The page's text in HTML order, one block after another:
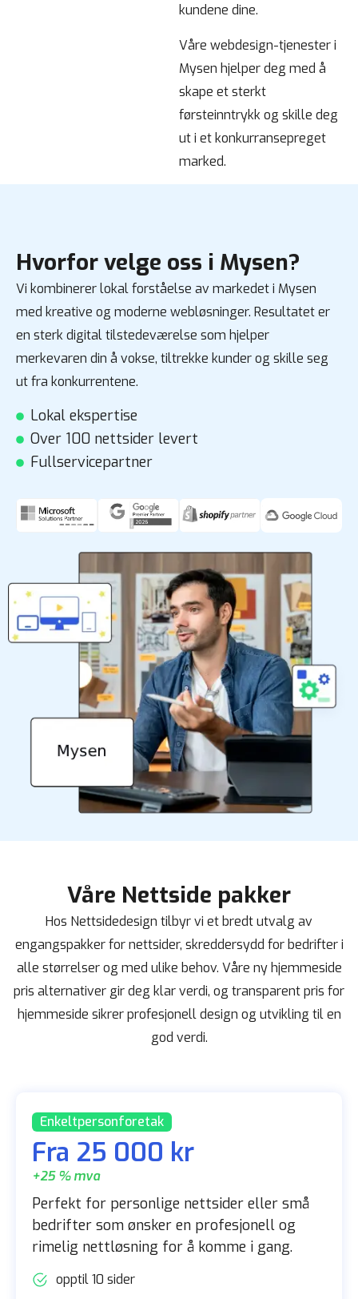
kundene dine.
Våre webdesign-tjenester i
Mysen hjelper deg med å
skape et sterkt
førsteinntrykk og skille deg
ut i et konkurransepreget
marked.
Hvorfor velge oss i Mysen?
Vi kombinerer lokal forståelse av markedet i Mysen
med kreative og moderne webløsninger. Resultatet er
en sterk digital tilstedeværelse som hjelper
merkevaren din å vokse, tiltrekke kunder og skille seg
ut fra konkurrentene.
Lokal ekspertise
Over 100 nettsider levert
Fullservicepartner
Våre Nettside pakker
Hos Nettsidedesign tilbyr vi et bredt utvalg av
engangspakker for nettsider, skreddersydd for bedrifter i
alle størrelser og med ulike behov. Våre ny hjemmeside
pris alternativer gir deg klar verdi, og transparent pris for
hjemmeside sikrer profesjonell design og utvikling til en
god verdi.
Enkeltpersonforetak
Fra 25 000 kr
+25 % mva
Perfekt for personlige nettsider eller små
bedrifter som ønsker en profesjonell og
rimelig nettløsning for å komme i gang.
opptil 10 sider